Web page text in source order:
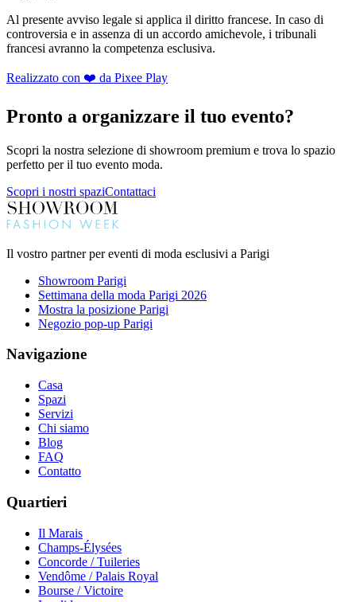
Al presente avviso legale si applica il diritto francese. In caso di
controversia e in assenza di un accordo amichevole, i tribunali
francesi avranno la competenza esclusiva.
Realizzato con ❤️ da Pixee Play
Pronto a organizzare il tuo evento?
Scopri la nostra selezione di showroom premium e trova lo spazio
perfetto per il tuo evento moda.
Scopri i nostri spaziContattaci
Il vostro partner per eventi di moda esclusivi a Parigi
Showroom Parigi
Settimana della moda Parigi 2026
Mostra la posizione Parigi
Negozio pop-up Parigi
Navigazione
Casa
Spazi
Servizi
Chi siamo
Blog
FAQ
Contatto
Quartieri
Il Marais
Champs-Élysées
Concorde / Tuileries
Vendôme / Palais Royal
Bourse / Victoire